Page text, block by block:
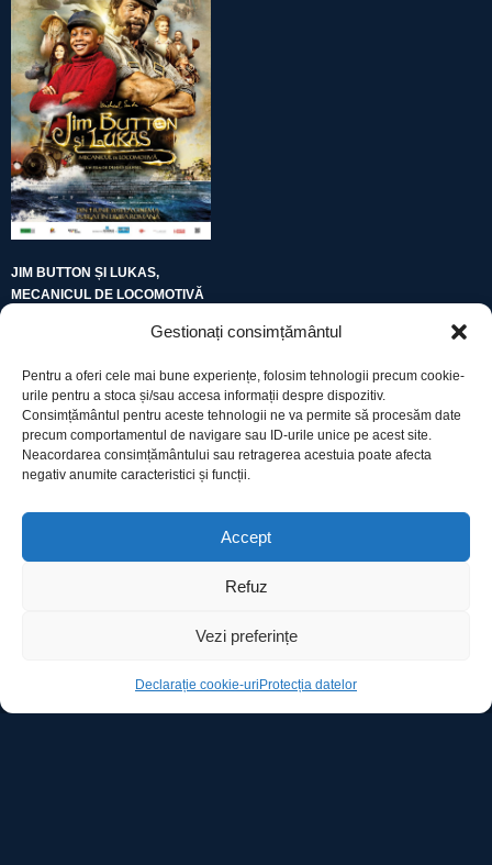
Gestionați consimțământul
Pentru a oferi cele mai bune experiențe, folosim tehnologii precum cookie-
urile pentru a stoca și/sau accesa informații despre dispozitiv.
Consimțământul pentru aceste tehnologii ne va permite să procesăm date
precum comportamentul de navigare sau ID-urile unice pe acest site.
Neacordarea consimțământului sau retragerea acestuia poate afecta
negativ anumite caracteristici și funcții.
Accept
Refuz
Vezi preferințe
Declarație cookie-uri Protecția datelor
JIM BUTTON ȘI LUKAS,
MECANICUL DE LOCOMOTIVĂ
Utile
Declarație cookie-uri
Contact
Ro Image SRL
Strada Mihai Eminescu, nr. 142, et.7, ap. 23,